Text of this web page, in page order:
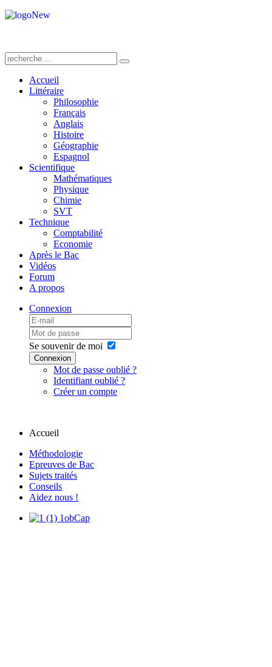
Accueil
Littéraire
Philosophie
Français
Anglais
Histoire
Géographie
Espagnol
Scientifique
Mathématiques
Physique
Chimie
SVT
Technique
Comptabilité
Economie
Après le Bac
Vidéos
Forum
A propos
Connexion
Se souvenir de moi
Connexion
Mot de passe oublié ?
Identifiant oublié ?
Créer un compte
Accueil
Méthodologie
Epreuves de Bac
Sujets traités
Conseils
Aidez nous !